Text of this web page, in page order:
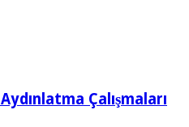
Çalışmaları